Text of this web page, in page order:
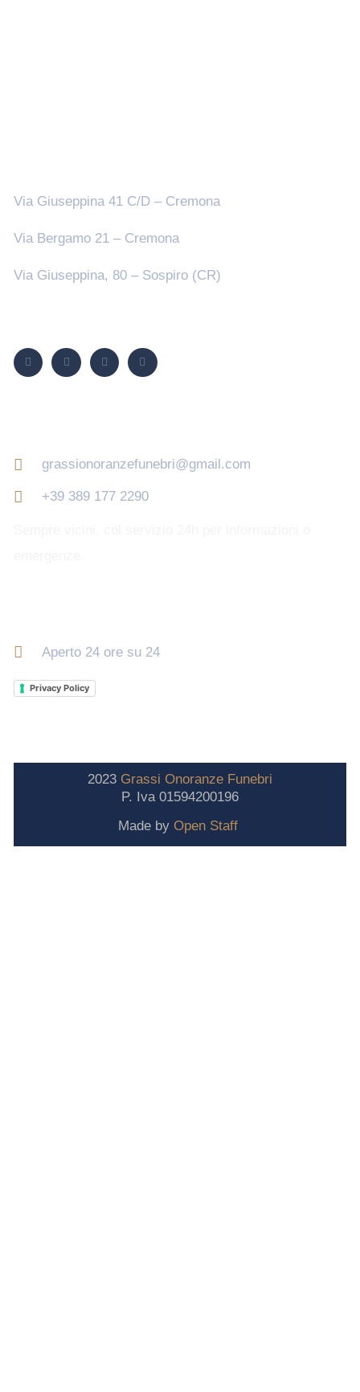
Via Giuseppina 41 C/D – Cremona
Via Bergamo 21 – Cremona
Via Giuseppina, 80 – Sospiro (CR)
grassionoranzefunebri@gmail.com
+39 389 177 2290
Aperto 24 ore su 24
Privacy Policy
2023 Grassi Onoranze Funebri
P. Iva 01594200196
Made by Open Staff